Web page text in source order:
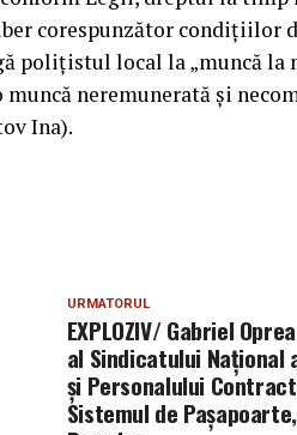
corespunzător condițiilor
polițistul local la „muncă la
neremunerată și
Ina).
URMATORUL
EXPLOZIV/ Gabriel
al Sindicatului
şi Personalului
Sistemul de